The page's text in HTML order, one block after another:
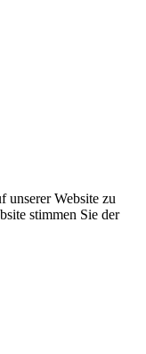
unserer Website zu
stimmen Sie der